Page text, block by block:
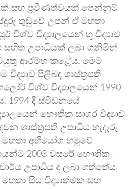
සහ ප්‍රවීණත්වයක් පෙන්නුම්
තුඩුවේ උපන් ඒ මහතා
විශ්ව විද්‍යාලයෙන් භූ විද්‍යාව
සහිත උපාධියක් ලබා ගනිමින්
ආරම්භ කළේය. මෙම
විද්‍යාව පිළිබඳ ශාස්ත්‍රපති
විශ්ව විද්‍යාලයෙන් 1990
1994 දී ස්වීඩනයේ
භෞතික සාගර විද්‍යාව
ශාස්ත්‍රපති උපාධිය හැදෑරූ
අභියෝග හමුවේ
2003 වසරේ භෞතික
උපාධිය ද ලබා ගත්තේය.
සිය විද්‍යාත්මක සහ